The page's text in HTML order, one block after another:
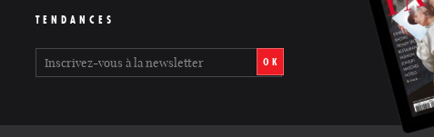
TENDANCES
OK